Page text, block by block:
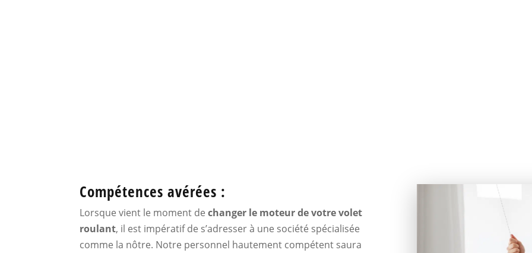
Compétences avérées :
Lorsque vient le moment dechanger le moteur de votre volet
roulant, il est impératif de s’adresser à une société spécialisée
comme la nôtre. Notre personnel hautement compétent saura